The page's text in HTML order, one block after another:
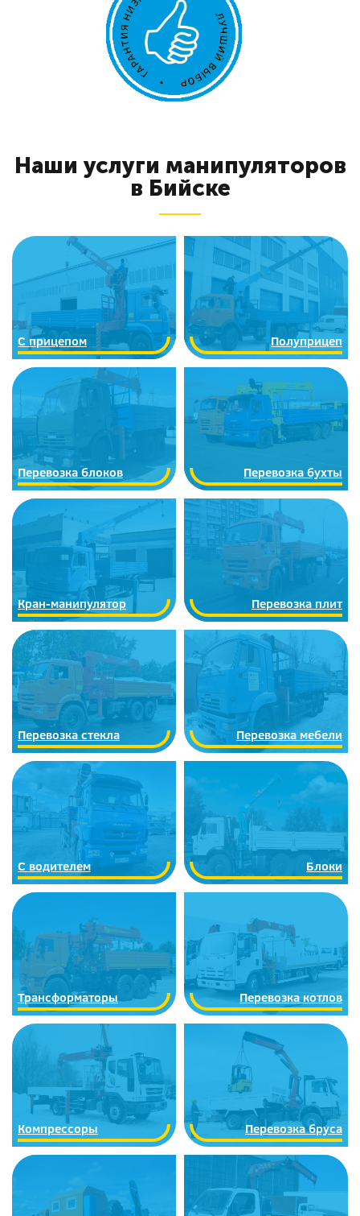
Наши услуги манипуляторов
в Бийске
C прицепом Полуприцеп
Перевозка блоков Перевозка бухты
Кран-манипулятор Перевозка плит
Перевозка стекла Перевозка мебели
С водителем Блоки
Трансформаторы Перевозка котлов
Компрессоры Перевозка бруса